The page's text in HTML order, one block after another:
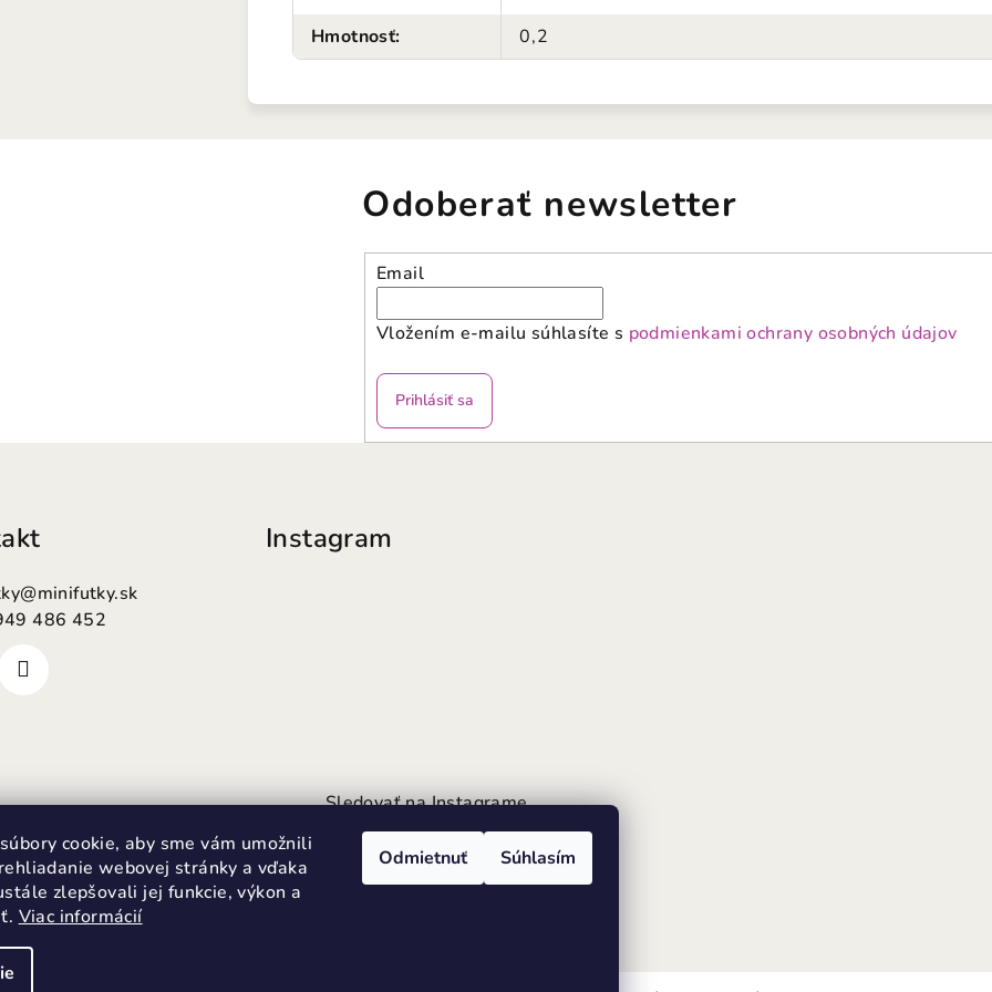
cookie, aby sme vám umožnili
webovej stránky a vďaka
zlepšovali jej funkcie, výkon a
Viac informácií
Odmietnuť Súhlasím
Hmotnosť: 0,2
Odoberať newsletter
Email
Vložením e-mailu súhlasíte s podmienkami ochrany osobných údajov
Prihlásiť sa
@minifutky.sk
486 452
Instagram
Sledovať na Instagrame